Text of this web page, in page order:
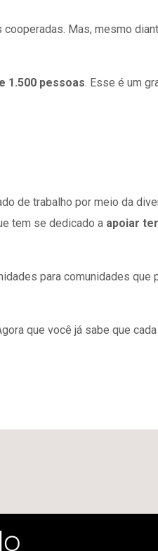
Mas, mesmo
1.500 pessoas. Esse é um
de trabalho por meio da
tem se dedicado a apoiar
para comunidades
que você já sabe que